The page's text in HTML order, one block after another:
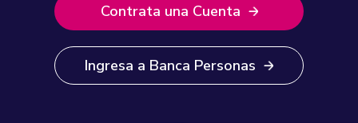
Contrata una Cuenta
Ingresa a Banca Personas